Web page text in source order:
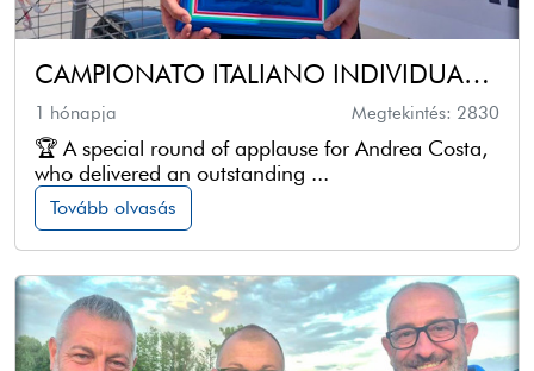
CAMPIONATO ITALIANO INDIVIDUALE CANNA DA NATANTE
1 hónapja Megtekintés: 2830
🏆 A special round of applause for Andrea Costa,
who delivered an outstanding ...
Tovább olvasás